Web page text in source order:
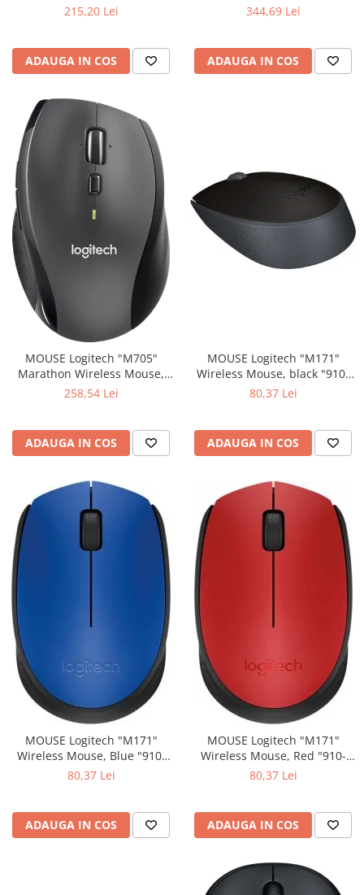
215,20 Lei
ADAUGA IN COS
344,69 Lei
ADAUGA IN COS
MOUSE Logitech "M705"
Marathon Wireless Mouse,
black "910-001949" (include
258,54 Lei
ADAUGA IN COS
MOUSE Logitech "M171"
Wireless Mouse, black "910-
80,37 Lei
ADAUGA IN COS
MOUSE Logitech "M171"
Wireless Mouse, Blue "910-
80,37 Lei
ADAUGA IN COS
MOUSE Logitech "M171"
Wireless Mouse, Red "910-
80,37 Lei
ADAUGA IN COS